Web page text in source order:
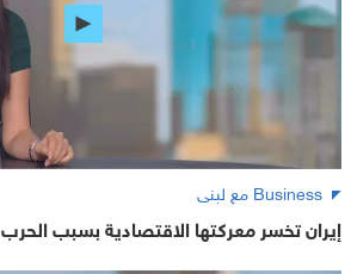
Business مع لبنى
إيران تخسر معركتها الاقتصادية بسبب الحرب